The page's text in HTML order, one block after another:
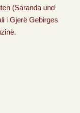
(Saranda und
i Gjerë Gebirges